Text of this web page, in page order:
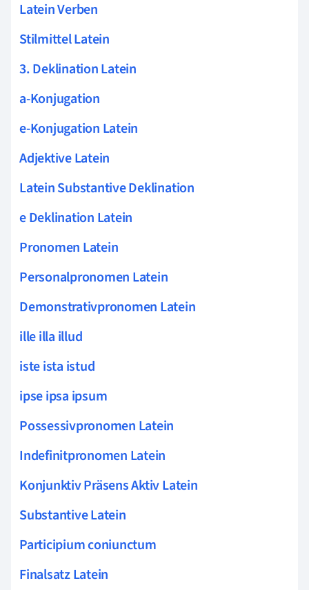
Latein Verben
Stilmittel Latein
3. Deklination Latein
a-Konjugation
e-Konjugation Latein
Adjektive Latein
Latein Substantive Deklination
e Deklination Latein
Pronomen Latein
Personalpronomen Latein
Demonstrativpronomen Latein
ille illa illud
iste ista istud
ipse ipsa ipsum
Possessivpronomen Latein
Indefinitpronomen Latein
Konjunktiv Präsens Aktiv Latein
Substantive Latein
Participium coniunctum
Finalsatz Latein